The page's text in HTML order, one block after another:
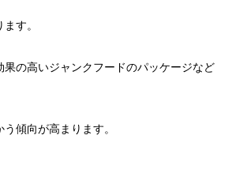
す。
果の高いジャンクフードのパッケージなど
傾向が高まります。